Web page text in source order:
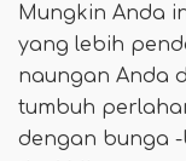
Mungkin Anda
yang lebih
naungan Anda
tumbuh
dengan bunga